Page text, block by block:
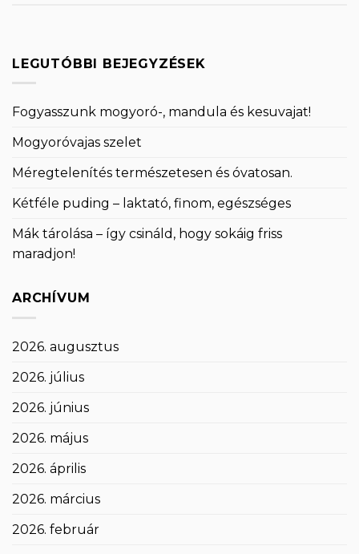
LEGUTÓBBI BEJEGYZÉSEK
Fogyasszunk mogyoró-, mandula és kesuvajat!
Mogyoróvajas szelet
Méregtelenítés természetesen és óvatosan.
Kétféle puding – laktató, finom, egészséges
Mák tárolása – így csináld, hogy sokáig friss
maradjon!
ARCHÍVUM
2026. augusztus
2026. július
2026. június
2026. május
2026. április
2026. március
2026. február